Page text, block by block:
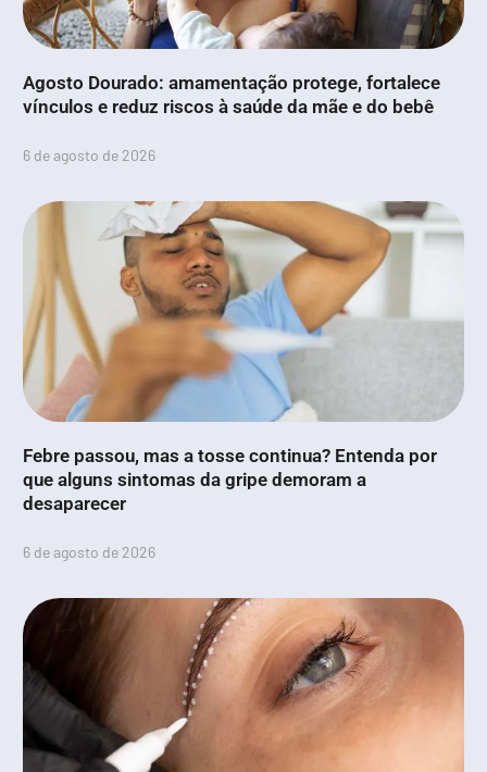
Agosto Dourado: amamentação protege, fortalece
vínculos e reduz riscos à saúde da mãe e do bebê
6 de agosto de 2026
Febre passou, mas a tosse continua? Entenda por
que alguns sintomas da gripe demoram a
desaparecer
6 de agosto de 2026